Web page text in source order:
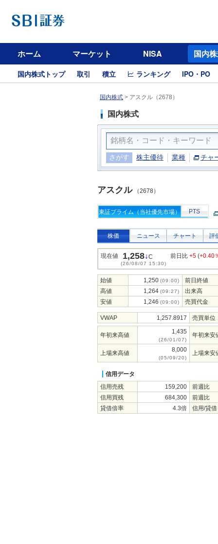
ホーム マーケット NISA 国内
国内株式トップ 取引 積立 ランキング IPO・PO
国内株式 > アスクル（2678）
国内株式
さがす 株主優待 業種 チャ
アスクル（2678）
東証プライム（当社優先市場） PTS
株価 ニュース チャート 評
現在値 1,258↓C
(26/08/07 15:30)
前日比 +5 (+0.40
始値 1,250 (09:00)
前日終値
高値
1,264 (09:27)
出来高
安値
1,246 (09:00) 売買代金
VWAP 1,257.8917 売買単位
年初来高値 1,435
(26/01/07)
年初来安
上場来高値 8,000
(05/09/20)
上場来安
信用データ
信用売残
159,200
前週比
信用買残
684,300
前週比
貸借倍率
4.3倍 信用/貸借